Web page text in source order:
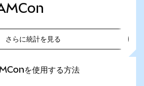
さらに統計を見る
を使用する方法